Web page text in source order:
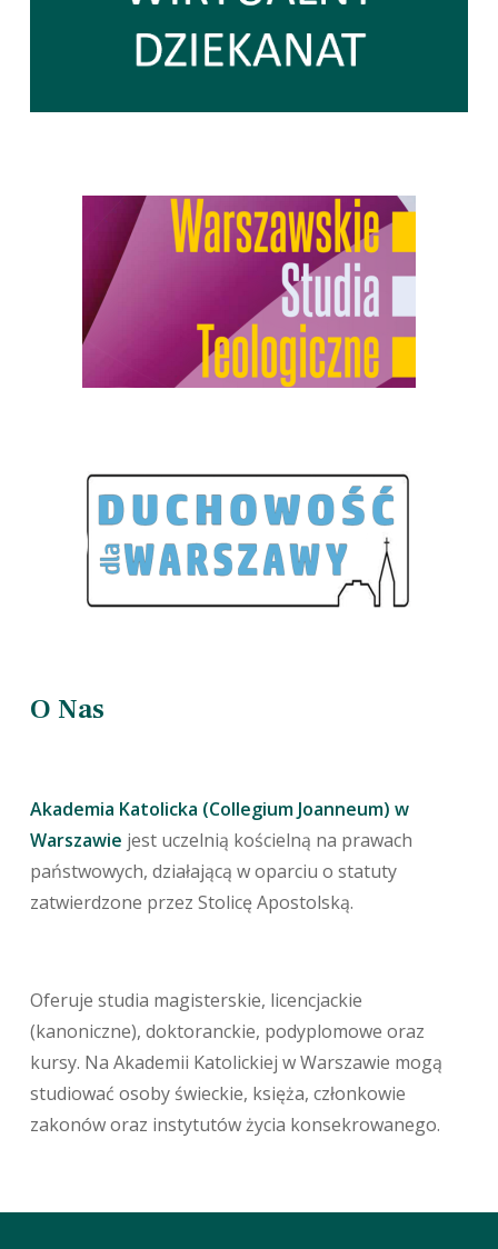
O Nas
Akademia Katolicka (Collegium Joanneum) w
Warszawie jest uczelnią kościelną na prawach
państwowych, działającą w oparciu o statuty
zatwierdzone przez Stolicę Apostolską.
Oferuje studia magisterskie, licencjackie
(kanoniczne), doktoranckie, podyplomowe oraz
kursy. Na Akademii Katolickiej w Warszawie mogą
studiować osoby świeckie, księża, członkowie
zakonów oraz instytutów życia konsekrowanego.